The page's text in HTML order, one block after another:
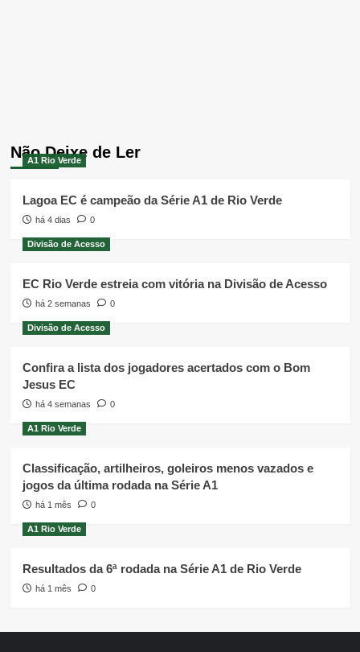
Não Deixe de Ler
A1 Rio Verde
Lagoa EC é campeão da Série A1 de Rio Verde
há 4 dias 0
Divisão de Acesso
EC Rio Verde estreia com vitória na Divisão de Acesso
há 2 semanas 0
Divisão de Acesso
Confira a lista dos jogadores acertados com o Bom
Jesus EC
há 4 semanas 0
A1 Rio Verde
Classificação, artilheiros, goleiros menos vazados e
jogos da última rodada na Série A1
há 1 mês 0
A1 Rio Verde
Resultados da 6ª rodada na Série A1 de Rio Verde
há 1 mês 0